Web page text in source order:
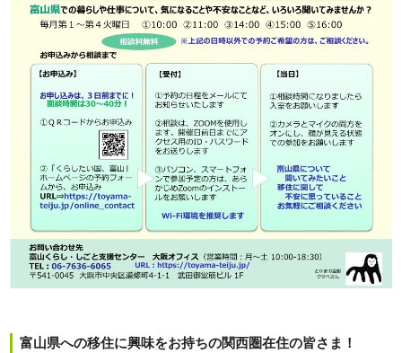
富山県への移住に興味をお持ちの関西圏在住の皆さま！